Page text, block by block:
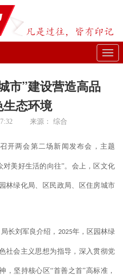
展
市”建设营造高品
生态环境
来源： 综合
开两会第二场新闻发布会，主题
对美好生活的向往”。会上，区文化
林绿化局、区民政局、区住房城市
长刘军良介绍， 2025年，区园林绿
社会主义思想为指导，深入贯彻党
，坚持核心区“首善之首”高标准，